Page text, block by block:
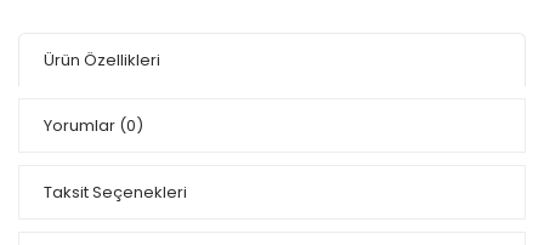
Ürün Özellikleri
Yorumlar (0)
Taksit Seçenekleri